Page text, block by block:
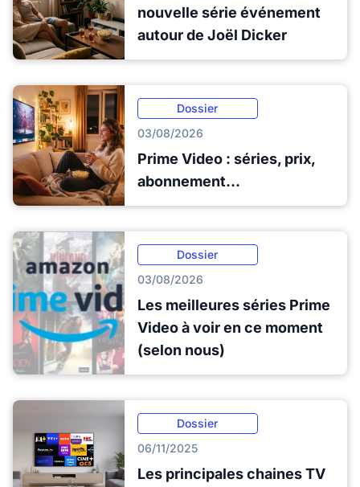
nouvelle série événement
autour de Joël Dicker
Dossier
03/08/2026
Prime Video : séries, prix,
abonnement...
Dossier
03/08/2026
Les meilleures séries Prime
Video à voir en ce moment
(selon nous)
Dossier
06/11/2025
Les principales chaines TV